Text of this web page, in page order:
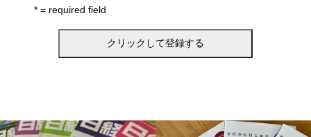
* = required field